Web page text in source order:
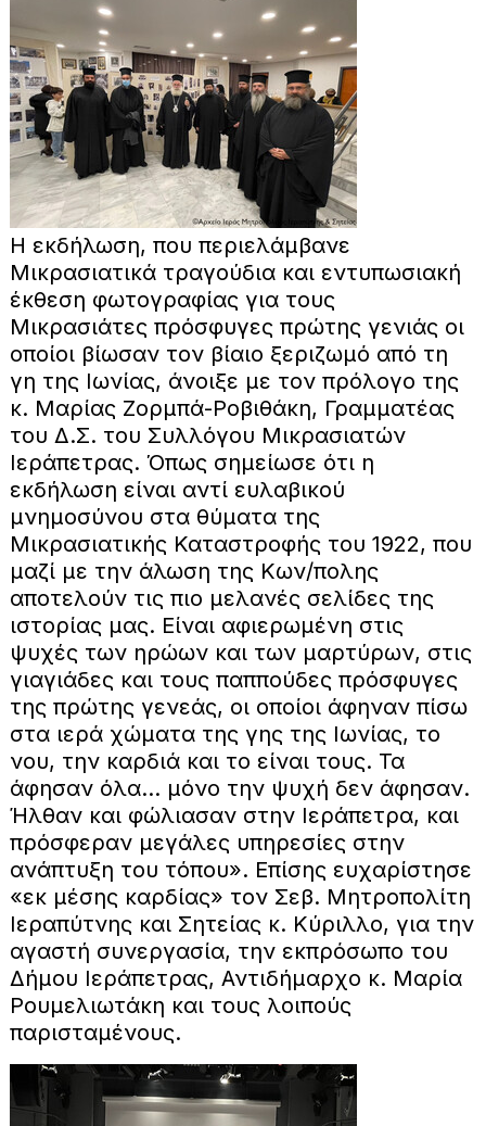
Η εκδήλωση, που περιελάμβανε
Μικρασιατικά τραγούδια και εντυπωσιακή
έκθεση φωτογραφίας για τους
Μικρασιάτες πρόσφυγες πρώτης γενιάς οι
οποίοι βίωσαν τον βίαιο ξεριζωμό από τη
γη της Ιωνίας, άνοιξε με τον πρόλογο της
κ. Μαρίας Ζορμπά-Ροβιθάκη, Γραμματέας
του Δ.Σ. του Συλλόγου Μικρασιατών
Ιεράπετρας. Όπως σημείωσε ότι η
εκδήλωση είναι αντί ευλαβικού
μνημοσύνου στα θύματα της
Μικρασιατικής Καταστροφής του 1922, που
μαζί με την άλωση της Κων/πολης
αποτελούν τις πιο μελανές σελίδες της
ιστορίας μας. Είναι αφιερωμένη στις
ψυχές των ηρώων και των μαρτύρων, στις
γιαγιάδες και τους παππούδες πρόσφυγες
της πρώτης γενεάς, οι οποίοι άφηναν πίσω
στα ιερά χώματα της γης της Ιωνίας, το
νου, την καρδιά και το είναι τους. Τα
άφησαν όλα… μόνο την ψυχή δεν άφησαν.
Ήλθαν και φώλιασαν στην Ιεράπετρα, και
πρόσφεραν μεγάλες υπηρεσίες στην
ανάπτυξη του τόπου». Επίσης ευχαρίστησε
«εκ μέσης καρδίας» τον Σεβ. Μητροπολίτη
Ιεραπύτνης και Σητείας κ. Κύριλλο, για την
αγαστή συνεργασία, την εκπρόσωπο του
Δήμου Ιεράπετρας, Αντιδήμαρχο κ. Μαρία
Ρουμελιωτάκη και τους λοιπούς
παρισταμένους.